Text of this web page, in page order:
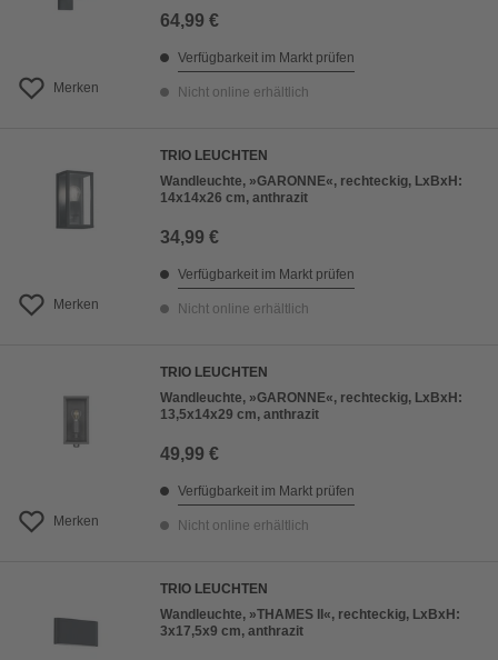
Merken
64,99 €
Verfügbarkeit im Markt prüfen
Nicht online erhältlich
Merken
TRIO LEUCHTEN
Wandleuchte, »GARONNE«, rechteckig, LxBxH:
14x14x26 cm, anthrazit
34,99 €
Verfügbarkeit im Markt prüfen
Nicht online erhältlich
Merken
TRIO LEUCHTEN
Wandleuchte, »GARONNE«, rechteckig, LxBxH:
13,5x14x29 cm, anthrazit
49,99 €
Verfügbarkeit im Markt prüfen
Nicht online erhältlich
TRIO LEUCHTEN
Wandleuchte, »THAMES II«, rechteckig, LxBxH:
3x17,5x9 cm, anthrazit